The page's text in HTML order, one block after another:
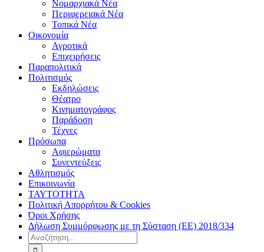
Νομαρχιακά Νέα
Περιφερειακά Νέα
Τοπικά Νέα
Οικονομία
Αγροτικά
Επιχειρήσεις
Παραπολιτικά
Πολιτισμός
Εκδηλώσεις
Θέατρο
Κινηματογράφος
Παράδοση
Τέχνες
Πρόσωπα
Αφιερώματα
Συνεντεύξεις
Αθλητισμός
Επικοινωνία
ΤΑΥΤΟΤΗΤΑ
Πολιτική Απορρήτου & Cookies
Όροι Χρήσης
Δήλωση Συμμόρφωσης με τη Σύσταση (ΕΕ) 2018/334
Αναζήτηση
για: